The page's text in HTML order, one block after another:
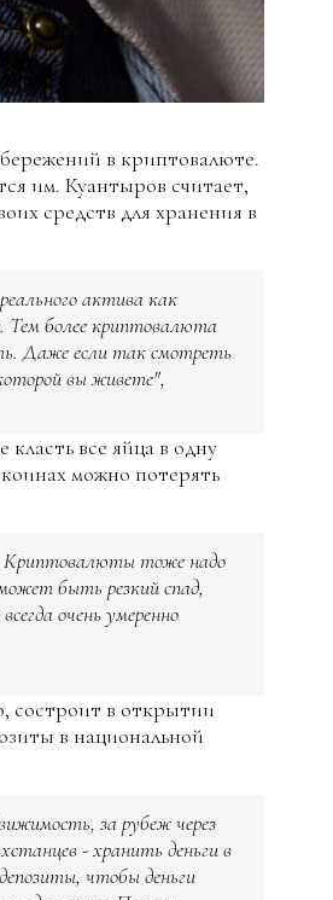
в криптовалюте.
им. Куантыров считает,
средств для хранения в
актива как
Тем более криптовалюта
Даже если так смотреть
вы живете",
все яйца в одну
можно потерять
Криптовалюты тоже надо
быть резкий спад,
очень умеренно
состроит в открытии
в национальной
за рубеж через
- хранить деньги в
чтобы деньги